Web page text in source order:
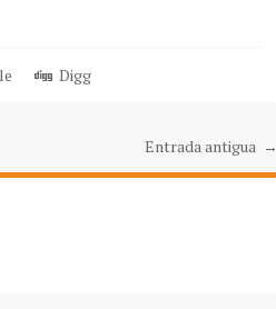
Digg
Entrada antigua →